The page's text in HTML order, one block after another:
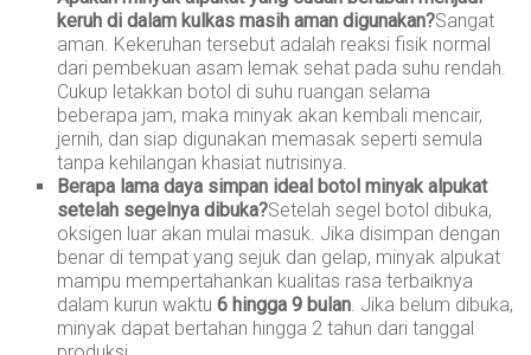
keruh di dalam kulkas masih aman digunakan?Sangat
aman. Kekeruhan tersebut adalah reaksi fisik normal
dari pembekuan asam lemak sehat pada suhu rendah.
Cukup letakkan botol di suhu ruangan selama
beberapa jam, maka minyak akan kembali mencair,
jernih, dan siap digunakan memasak seperti semula
tanpa kehilangan khasiat nutrisinya.
Berapa lama daya simpan ideal botol minyak alpukat
setelah segelnya dibuka?Setelah segel botol dibuka,
oksigen luar akan mulai masuk. Jika disimpan dengan
benar di tempat yang sejuk dan gelap, minyak alpukat
mampu mempertahankan kualitas rasa terbaiknya
dalam kurun waktu6 hingga 9 bulan. Jika belum dibuka,
minyak dapat bertahan hingga 2 tahun dari tanggal